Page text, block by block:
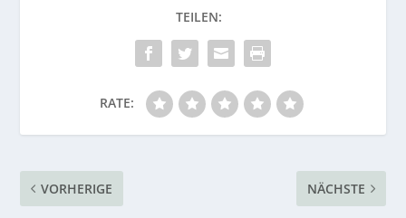
RATE:
VORHERIGE NÄCHSTE